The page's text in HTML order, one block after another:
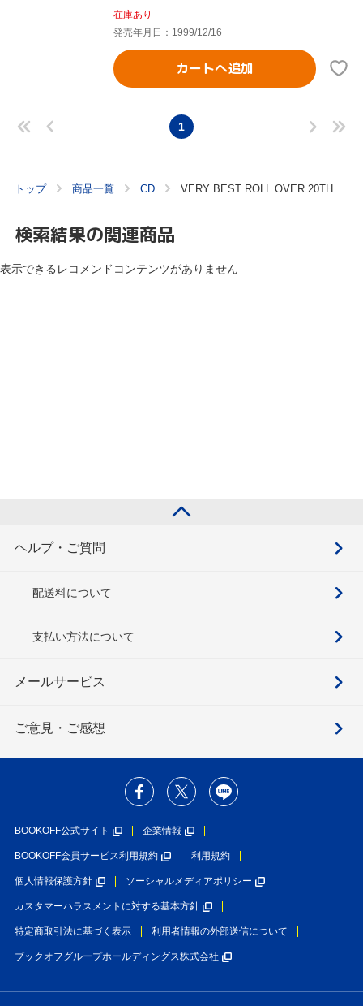
在庫あり
発売年月日：1999/12/16
カートへ追加
1
トップ 商品一覧 CD VERY BEST ROLL OVER 20TH
検索結果の関連商品
表示できるレコメンドコンテンツがありません
ヘルプ・ご質問
配送料について
支払い方法について
メールサービス
ご意見・ご感想
BOOKOFF公式サイト 企業情報
BOOKOFF会員サービス利用規約 利用規約
個人情報保護方針 ソーシャルメディアポリシー
カスタマーハラスメントに対する基本方針
特定商取引法に基づく表示 利用者情報の外部送信について
ブックオフグループホールディングス株式会社